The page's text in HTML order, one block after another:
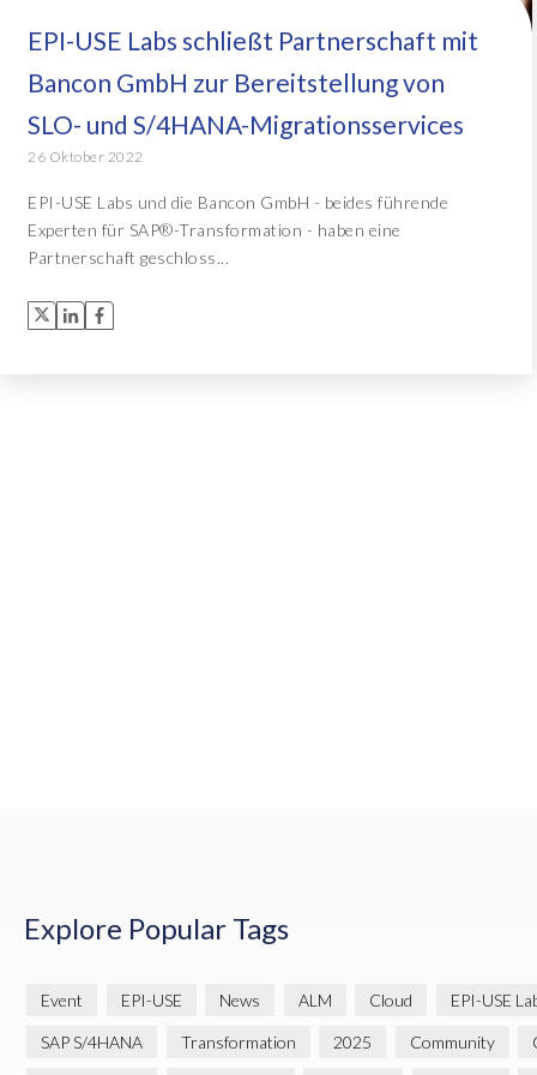
Object Extractor™
Archive Central
Alle Lösungen
Alle Lösungen
EPI-USE Labs schließt Partnerschaft mit
Bancon GmbH zur Bereitstellung von
SLO- und S/4HANA-Migrationsservices
26 Oktober 2022
EPI-USE Labs und die Bancon GmbH - beides führende
Experten für SAP®-Transformation - haben eine
Partnerschaft geschloss...
Explore Popular Tags
Event EPI-USE News ALM Cloud EPI-USE
SAP S/4HANA Transformation 2025 Community